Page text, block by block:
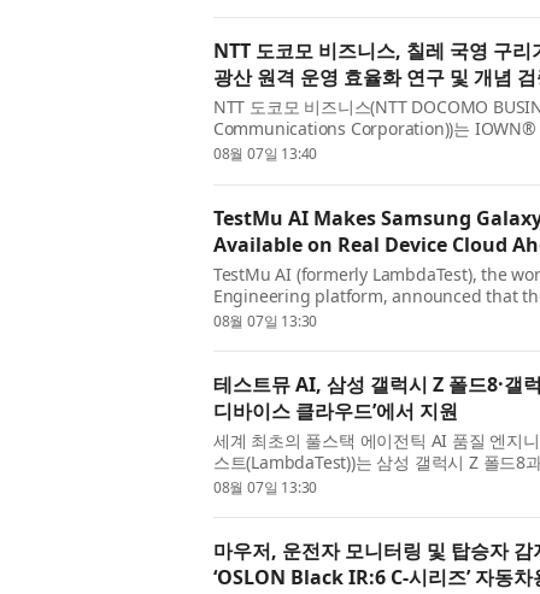
NTT 도코모 비즈니스, 칠레 국영 구
광산 원격 운영 효율화 연구 및 개념
NTT 도코모 비즈니스(NTT DOCOMO
Communications Corporation))는
APN)를 활용해 ‘코델코’의 구리광산 원격 운
08월 07일 13:40
TestMu AI Makes Samsung
Available on Real Device Cloud
TestMu AI (formerly LambdaTest), the
Engineering platform, announced that
Ultra are now available for testing on its
08월 07일 13:30
테스트뮤 AI, 삼성 갤럭시 Z 폴드8·갤
디바이스 클라우드’에서 지원
세계 최초의 풀스택 에이전틱 AI 품질 엔지
스트(LambdaTest))는 삼성 갤럭시 Z 폴드8
클라우드(Real Device Cloud) 에...
08월 07일 13:30
마우저, 운전자 모니터링 및 탑승자
‘OSLON Black IR:6 C-시리즈’ 자동차